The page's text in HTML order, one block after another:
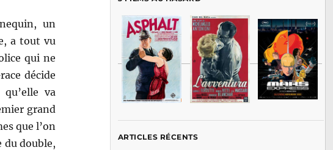
un
a tout vu
qui ne
décide
va
grand
que l’on
du double,
ARTICLES RÉCENTS